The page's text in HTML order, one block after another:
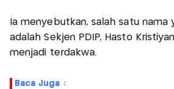
Ia menyebutkan, salah satu nama
adalah Sekjen PDIP, Hasto
menjadi terdakwa.
Baca Juga :